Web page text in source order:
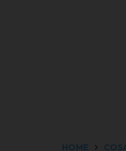
HOME